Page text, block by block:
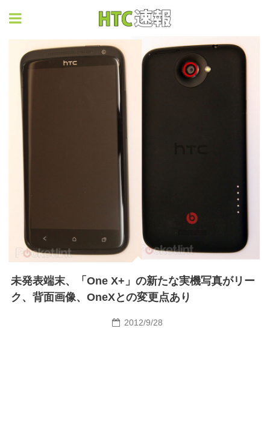
未発表端末、「One X+」の新たな実機写真がリー
ク、背面画像、OneXとの変更点あり
2012/9/28